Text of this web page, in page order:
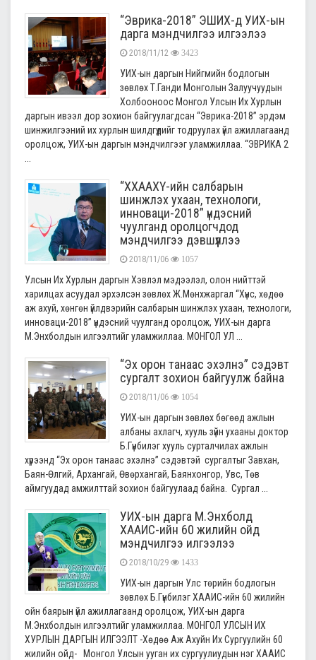
“Эврика-2018” ЭШИХ-д УИХ-ын
дарга мэндчилгээ илгээлээ
2018/11/12 3423
УИХ-ын даргын Нийгмийн бодлогын
зөвлөх Т.Ганди Монголын Залуучуудын
Холбооноос Монгол Улсын Их Хурлын
даргын ивээл дор зохион байгуулагдсан “Эврика-2018” эрдэм
шинжилгээний их хурлын шилдгүүдийг тодруулах үйл ажиллагаанд
оролцож, УИХ-ын даргын мэндчилгээг уламжиллаа. “ЭВРИКА 2
“ХХААХҮ-ийн салбарын
шинжлэх ухаан, технологи,
инноваци-2018” үндэсний
чуулганд оролцогчдод
мэндчилгээ дэвшүүллээ
2018/11/06 1057
Улсын Их Хурлын даргын Хэвлэл мэдээлэл, олон нийттэй
харилцах асуудал эрхэлсэн зөвлөх Ж.Мөнхжаргал “Хүнс, хөдөө
аж ахуй, хөнгөн үйлдвэрийн салбарын шинжлэх ухаан, технологи,
инноваци-2018” үндэсний чуулганд оролцож, УИХ-ын дарга
М.Энхболдын илгээлтийг уламжиллаа. МОНГОЛ УЛ ...
“Эх орон танаас эхэлнэ” сэдэвт
сургалт зохион байгуулж байна
2018/11/06 1054
УИХ-ын даргын зөвлөх бөгөөд ажлын
албаны ахлагч, хууль зүйн ухааны доктор
Б.Гүнбилэг хууль сурталчилах ажлын
хүрээнд “Эх орон танаас эхэлнэ” сэдэвтэй сургалтыг Завхан,
Баян-Өлгий, Архангай, Өвөрхангай, Баянхонгор, Увс, Төв
аймгуудад амжилттай зохион байгуулаад байна. Сургал ...
УИХ-ын дарга М.Энхболд
ХААИС-ийн 60 жилийн ойд
мэндчилгээ илгээлээ
2018/10/29 1433
УИХ-ын даргын Улс төрийн бодлогын
зөвлөх Б.Гүнбилэг ХААИС-ийн 60 жилийн
ойн баярын үйл ажиллагаанд оролцож, УИХ-ын дарга
М.Энхболдын илгээлтийг уламжиллаа. МОНГОЛ УЛСЫН ИХ
ХУРЛЫН ДАРГЫН ИЛГЭЭЛТ -Хөдөө Аж Ахуйн Их Сургуулийн 60
жилийн ойд- Монгол Улсын ууган их сургуулиудын нэг ХААИС